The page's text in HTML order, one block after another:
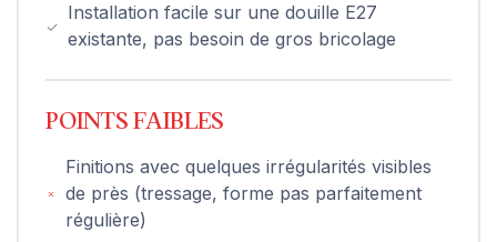
Installation facile sur une douille E27
existante, pas besoin de gros bricolage
POINTS FAIBLES
Finitions avec quelques irrégularités visibles
de près (tressage, forme pas parfaitement
régulière)